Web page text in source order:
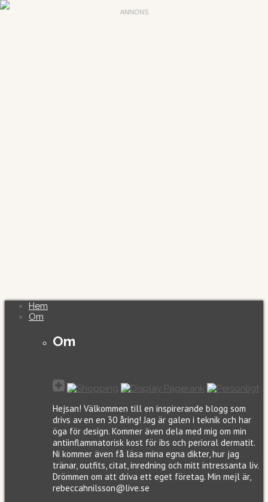
Hem
Om
Om
Hejsan! Välkommen till en inspirerande blogg som
drivs av en en 30 åring! Jag är galen i teknik och har
öga för design. Kommer även dela med mig om min
antiinflammatorisk kost för ibs och perioral dermatit.
Ni kommer även få läsa mina egna dikter, hur jag
tränar, outfits, citat, inredning och mitt intressanta liv.
Drömmen om att driva ett eget företag. Min mejl är,
rebeccahnilsson@live.se